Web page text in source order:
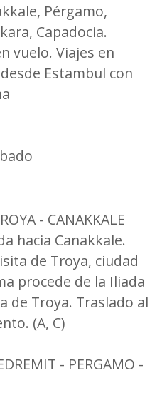
Pérgamo,
Capadocia.
vuelo. Viajes en
Estambul con
- CANAKKALE
hacia Canakkale.
de Troya, ciudad
procede de la Iliada
de Troya. Traslado al
(A, C)
- PERGAMO -